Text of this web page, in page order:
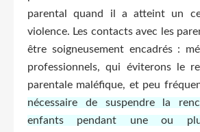
parental quand il a atteint un
violence. Les contacts avec les
être soigneusement encadrés :
professionnels, qui éviterons le
parentale maléfique, et peu
nécessaire de suspendre la
enfants pendant une ou